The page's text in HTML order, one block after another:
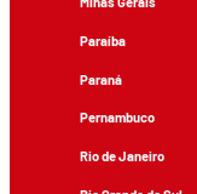
Paraíba
Paraná
Pernambuco
Rio de Janeiro